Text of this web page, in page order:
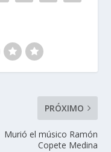
PRÓXIMO
Murió el músico Ramón
Copete Medina